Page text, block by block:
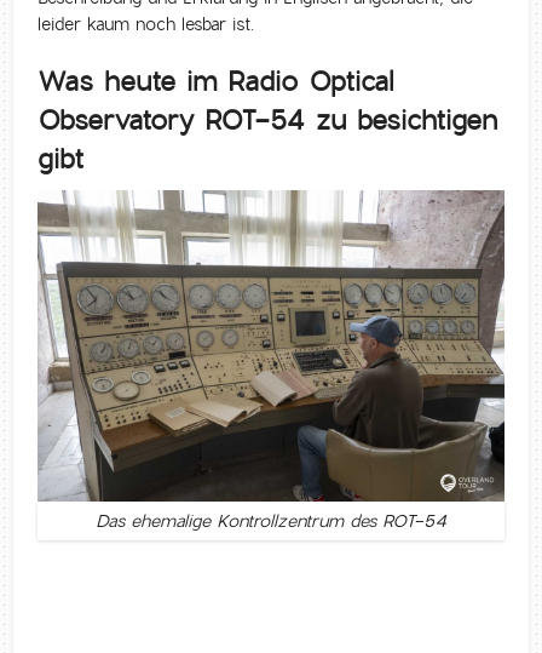
leider kaum noch lesbar ist.
Was heute im Radio Optical
Observatory ROT-54 zu besichtigen
gibt
Das ehemalige Kontrollzentrum des ROT-54